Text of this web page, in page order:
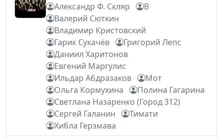
Александр Ф. Скляр
В
Валерий Сюткин
Владимир Кристовский
Гарик Сукачёв
Григорий Лепс
Даниил Харитонов
Евгений Маргулис
Ильдар Абдразаков
Мот
Ольга Кормухина
Полина Гагарина
Светлана Назаренко (Город 312)
Сергей Галанин
Тимати
Хибла Герзмава